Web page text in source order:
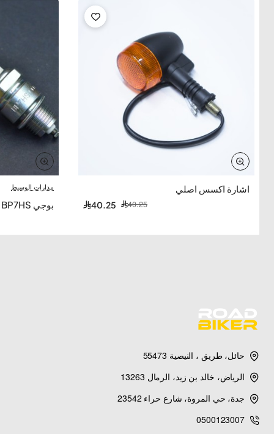
-0%
اشارة اكسس اصلي
40.25 40.25
مدارات الوسيط
بوجي NGK BP7HS دباب تايواني
حائل، طريق ، النيصية 55473
الرياض، خالد بن زيد، الرمال 13263
جدة، حي المروة، شارع حراء 23542
0500123007